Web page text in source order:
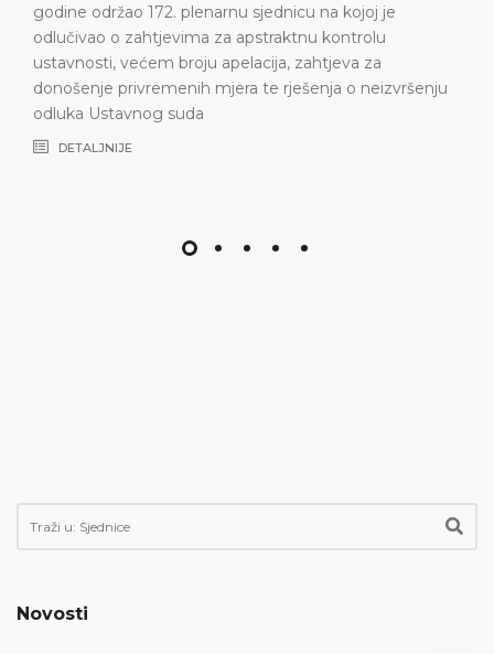
godine održao 172. plenarnu sjednicu na kojoj je
odlučivao o zahtjevima za apstraktnu kontrolu
ustavnosti, većem broju apelacija, zahtjeva za
donošenje privremenih mjera te rješenja o neizvršenju
odluka Ustavnog suda
DETALJNIJE
Novosti